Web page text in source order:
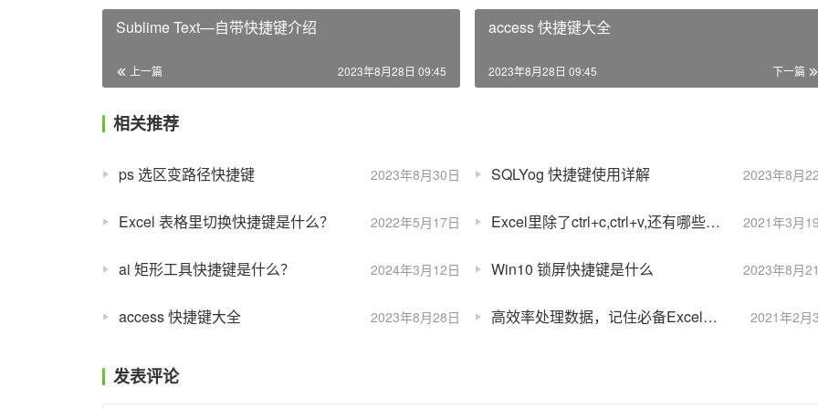
Sublime Text—自带快捷键介绍
上一篇 2023年8月28日 09:45
access 快捷键大全
下一篇
2023年8月28日 09:45
相关推荐
2023年8月30日
ps 选区变路径快捷键 2023年8月
SQLYog 快捷键使用详解
2022年5月17日
Excel 表格里切换快捷键是什么？ 2021年3月
Excel里除了ctrl+c,ctrl+v,还有哪些快捷键是你认为必须掌握的？
2024年3月12日
ai 矩形工具快捷键是什么？ 2023年8月
Win10 锁屏快捷键是什么
2023年8月28日
access 快捷键大全 2021年2月
高效率处理数据，记住必备Excel快捷键
发表评论